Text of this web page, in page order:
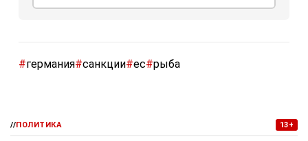
#германия#санкции#ес#рыба
//ПОЛИТИКА 13+